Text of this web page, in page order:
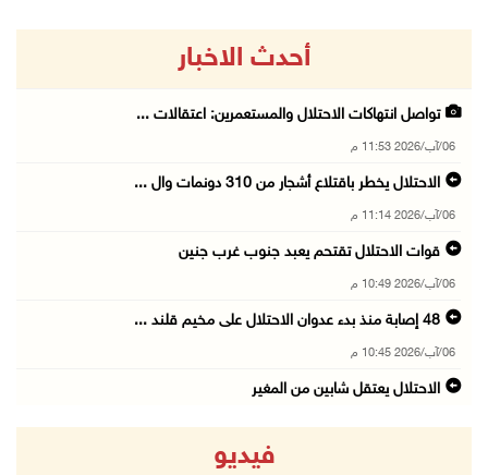
أحدث الاخبار
تواصل انتهاكات الاحتلال والمستعمرين: اعتقالات ...
06/آب/2026 11:53 م
الاحتلال يخطر باقتلاع أشجار من 310 دونمات وال ...
06/آب/2026 11:14 م
قوات الاحتلال تقتحم يعبد جنوب غرب جنين
06/آب/2026 10:49 م
48 إصابة منذ بدء عدوان الاحتلال على مخيم قلند ...
06/آب/2026 10:45 م
الاحتلال يعتقل شابين من المغير
وزير الداخلية يبحث مع مكافحة المخدرات الدولي ...
فيديو